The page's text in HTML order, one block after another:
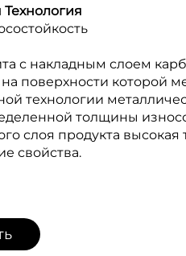
с накладным слоем
поверхности которой
технологии
толщины
слоя продукта
свойства.